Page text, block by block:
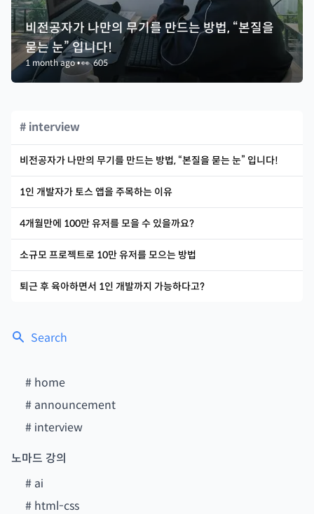
Search
# home
# announcement
# interview
노마드 강의
# ai
# html-css
비전공자가 나만의 무기를 만드는 방법, “본질을
묻는 눈” 입니다!
1 month ago•👀605
# interview
비전공자가 나만의 무기를 만드는 방법, “본질을 묻는 눈” 입니다!
1인 개발자가 토스 앱을 주목하는 이유
4개월만에 100만 유저를 모을 수 있을까요?
소규모 프로젝트로 10만 유저를 모으는 방법
퇴근 후 육아하면서 1인 개발까지 가능하다고?